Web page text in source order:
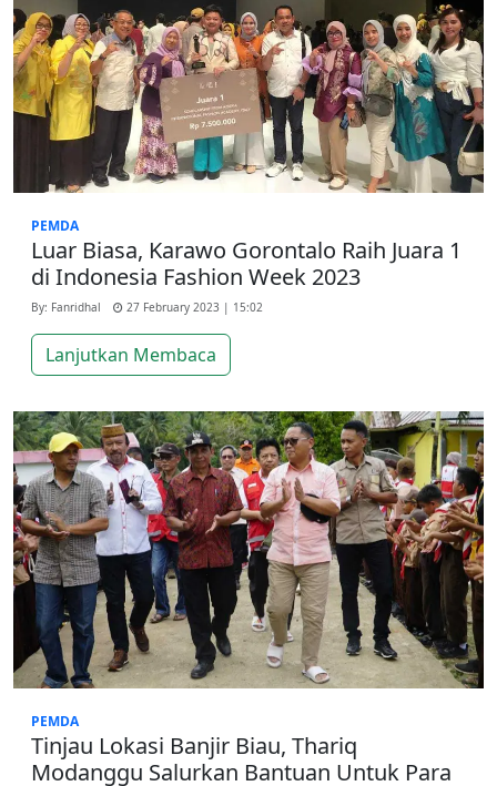
PEMDA
Luar Biasa, Karawo Gorontalo Raih Juara 1
di Indonesia Fashion Week 2023
By: Fanridhal 27 February 2023 | 15:02
Lanjutkan Membaca
PEMDA
Tinjau Lokasi Banjir Biau, Thariq
Modanggu Salurkan Bantuan Untuk Para